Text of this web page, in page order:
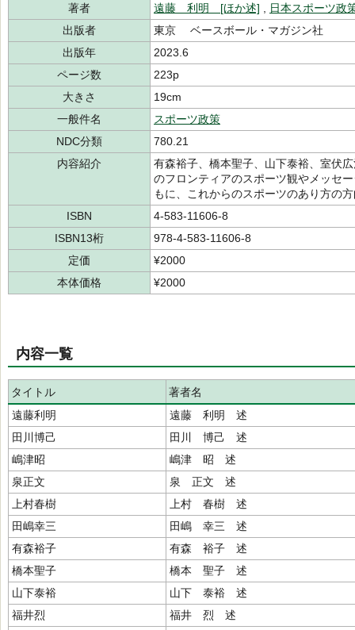
著者
遠藤 利明 [ほか述]
日本スポーツ
出版者
東京 ベースボール・マガジン社
出版年
2023.6
ページ数
223p
大きさ
19cm
一般件名
スポーツ政策
NDC分類
780.21
内容紹介
有森裕子、橋本聖子、山下泰裕、室伏
のフロンティアのスポーツ観やメッセ
もに、これからのスポーツのあり方の
ISBN
4-583-11606-8
ISBN13桁
978-4-583-11606-8
定価
¥2000
本体価格
¥2000
内容一覧
タイトル
著者名
遠藤利明
遠藤 利明 述
田川博己
田川 博己 述
嶋津昭
嶋津 昭 述
泉正文
泉 正文 述
上村春樹
上村 春樹 述
田嶋幸三
田嶋 幸三 述
有森裕子
有森 裕子 述
橋本聖子
橋本 聖子 述
山下泰裕
山下 泰裕 述
福井烈
福井 烈 述